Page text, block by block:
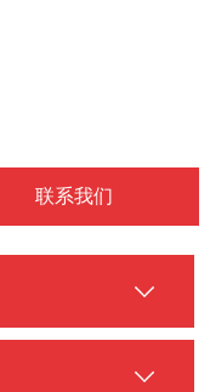
联系我们